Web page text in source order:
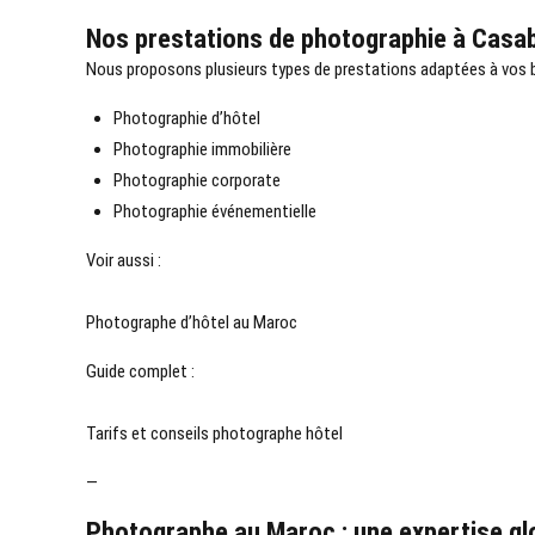
Nos prestations de photographie à
Nous proposons plusieurs types de prestations adaptées à vos
Photographie d’hôtel
Photographie immobilière
Photographie corporate
Photographie événementielle
Voir aussi :
Photographe d’hôtel au Maroc
Guide complet :
Tarifs et conseils photographe hôtel
—